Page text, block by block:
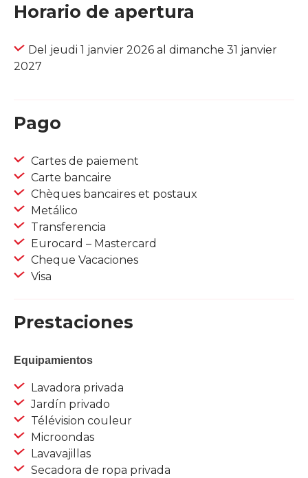
Horario de apertura
Del jeudi 1 janvier 2026 al dimanche 31 janvier
2027
Pago
Cartes de paiement
Carte bancaire
Chèques bancaires et postaux
Metálico
Transferencia
Eurocard – Mastercard
Cheque Vacaciones
Visa
Prestaciones
Equipamientos
Lavadora privada
Jardín privado
Télévision couleur
Microondas
Lavavajillas
Secadora de ropa privada